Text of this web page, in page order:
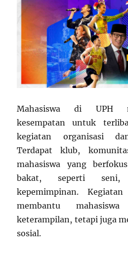
Mahasiswa di UPH
kesempatan untuk
kegiatan organisasi
Terdapat klub,
mahasiswa yang
bakat, seperti seni,
kepemimpinan.
membantu mahasiswa
keterampilan, tetapi juga
sosial.